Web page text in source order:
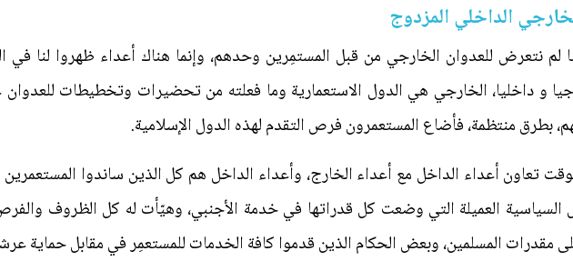
الداخلي المزدوج
لم نتعرض للعدوان الخارجي من قبل المستمِرين وحدهم، وإنما هناك أعداء ظهروا لنا في
و داخليا، الخارجي هي الدول الاستعمارية وما فعلته من تحضيرات وتخطيطات للعدوان
بطرق منتظمة، فأضاع المستعمرون فرص التقدم لهذه الدول الإسلامية.
تعاون أعداء الداخل مع أعداء الخارج، وأعداء الداخل هم كل الذين ساندوا
السياسية العميلة التي وضعت كل قدراتها في خدمة الأجنبي، وهيّأت له كل الظروف
مقدرات المسلمين، وبعض الحكام الذين قدموا كافة الخدمات للمستعمِر في مقابل حماية